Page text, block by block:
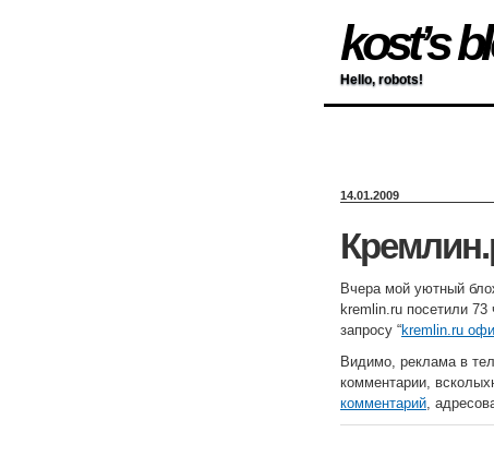
kost’s
Hello, robots!
14.01.2009
Вчера мой уютный
kremlin.ru посетили
запросу “kremlin.ru
Видимо, реклама в
комментарии,
комментарий,